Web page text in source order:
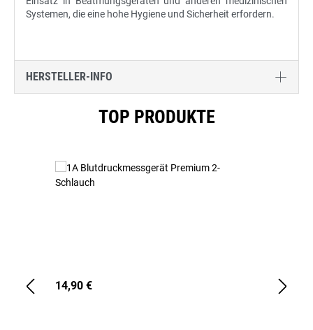
Systemen, die eine hohe Hygiene und Sicherheit erfordern.
HERSTELLER-INFO
TOP PRODUKTE
14,90 €